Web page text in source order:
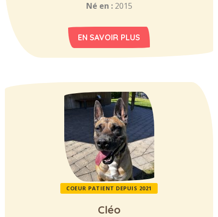
Né en : 2015
EN SAVOIR PLUS
COEUR PATIENT DEPUIS 2021
Cléo